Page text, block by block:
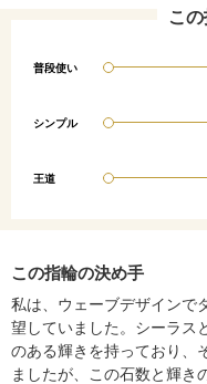
こ
普段使い
シンプル
王道
この指輪の決め手
私は、ウェーブデザインで
望していました。シーラス
のある輝きを持っており、
ましたが、この石数と輝き